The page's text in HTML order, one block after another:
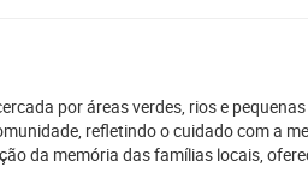
por áreas verdes, rios e
refletindo o cuidado com a
da memória das famílias locais,